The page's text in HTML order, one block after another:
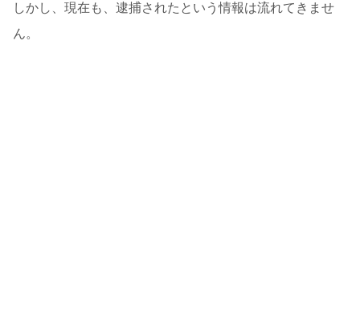
しかし、現在も、逮捕されたという情報は流れてきませ
ん。